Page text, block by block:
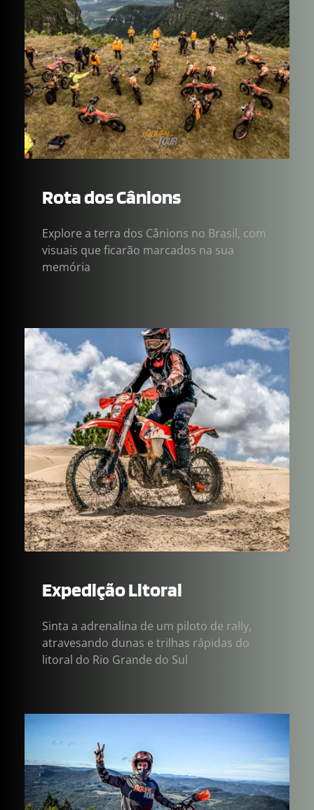
Rota dos Cânions
Explore a terra dos Cânions no Brasil, com
visuais que ficarão marcados na sua
memória
Expedição Litoral
Sinta a adrenalina de um piloto de rally,
atravesando dunas e trilhas rápidas do
litoral do Rio Grande do Sul